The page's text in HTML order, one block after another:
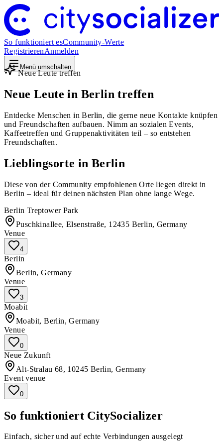
So funktioniert esCommunity-Werte
RegistrierenAnmelden
Menü umschalten
Neue Leute treffen
Neue Leute in Berlin treffen
Entdecke Menschen in Berlin, die gerne neue Kontakte knüpfen
und Freundschaften aufbauen. Nimm an sozialen Events,
Kaffeetreffen und Gruppenaktivitäten teil – so entstehen
Freundschaften.
Lieblingsorte in Berlin
Diese von der Community empfohlenen Orte liegen direkt in
Berlin – ideal für deinen nächsten Plan ohne lange Wege.
Berlin Treptower Park
Puschkinallee, Elsenstraße, 12435 Berlin, Germany
Venue
4
Berlin
Berlin, Germany
Venue
3
Moabit
Moabit, Berlin, Germany
Venue
0
Neue Zukunft
Alt-Stralau 68, 10245 Berlin, Germany
Event venue
0
So funktioniert CitySocializer
Einfach, sicher und auf echte Verbindungen ausgelegt